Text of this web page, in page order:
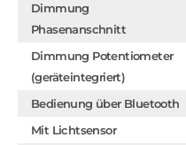
Dimmung
Phasenanschnitt
Dimmung Potentiometer
(geräteintegriert)
Bedienung über Bluetooth
Mit Lichtsensor